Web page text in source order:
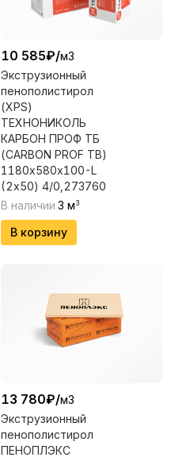
10 585₽/м3
Экструзионный
пенополистирол
(XPS)
ТЕХНОНИКОЛЬ
КАРБОН ПРОФ ТБ
(CARBON PROF TB)
1180х580х100-L
(2х50) 4/0,273760
В наличии 3 м 3
В корзину
13 780₽/м3
Экструзионный
пенополистирол
ПЕНОПЛЭКС